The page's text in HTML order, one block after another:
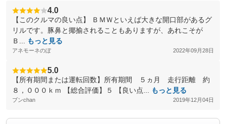
4.0
【このクルマの良い点】 ＢＭＷといえば大きな開口部があるグ
リルです。豚鼻と揶揄されることもありますが、あれこそが
Ｂ...
もっと見る
アネモーネのぼ 2022年09月28日
5.0
【所有期間または運転回数】所有期間 ５ヵ月 走行距離 約
８，０００ｋｍ 【総合評価】５ 【良い点...
もっと見る
ブンchan 2019年12月04日